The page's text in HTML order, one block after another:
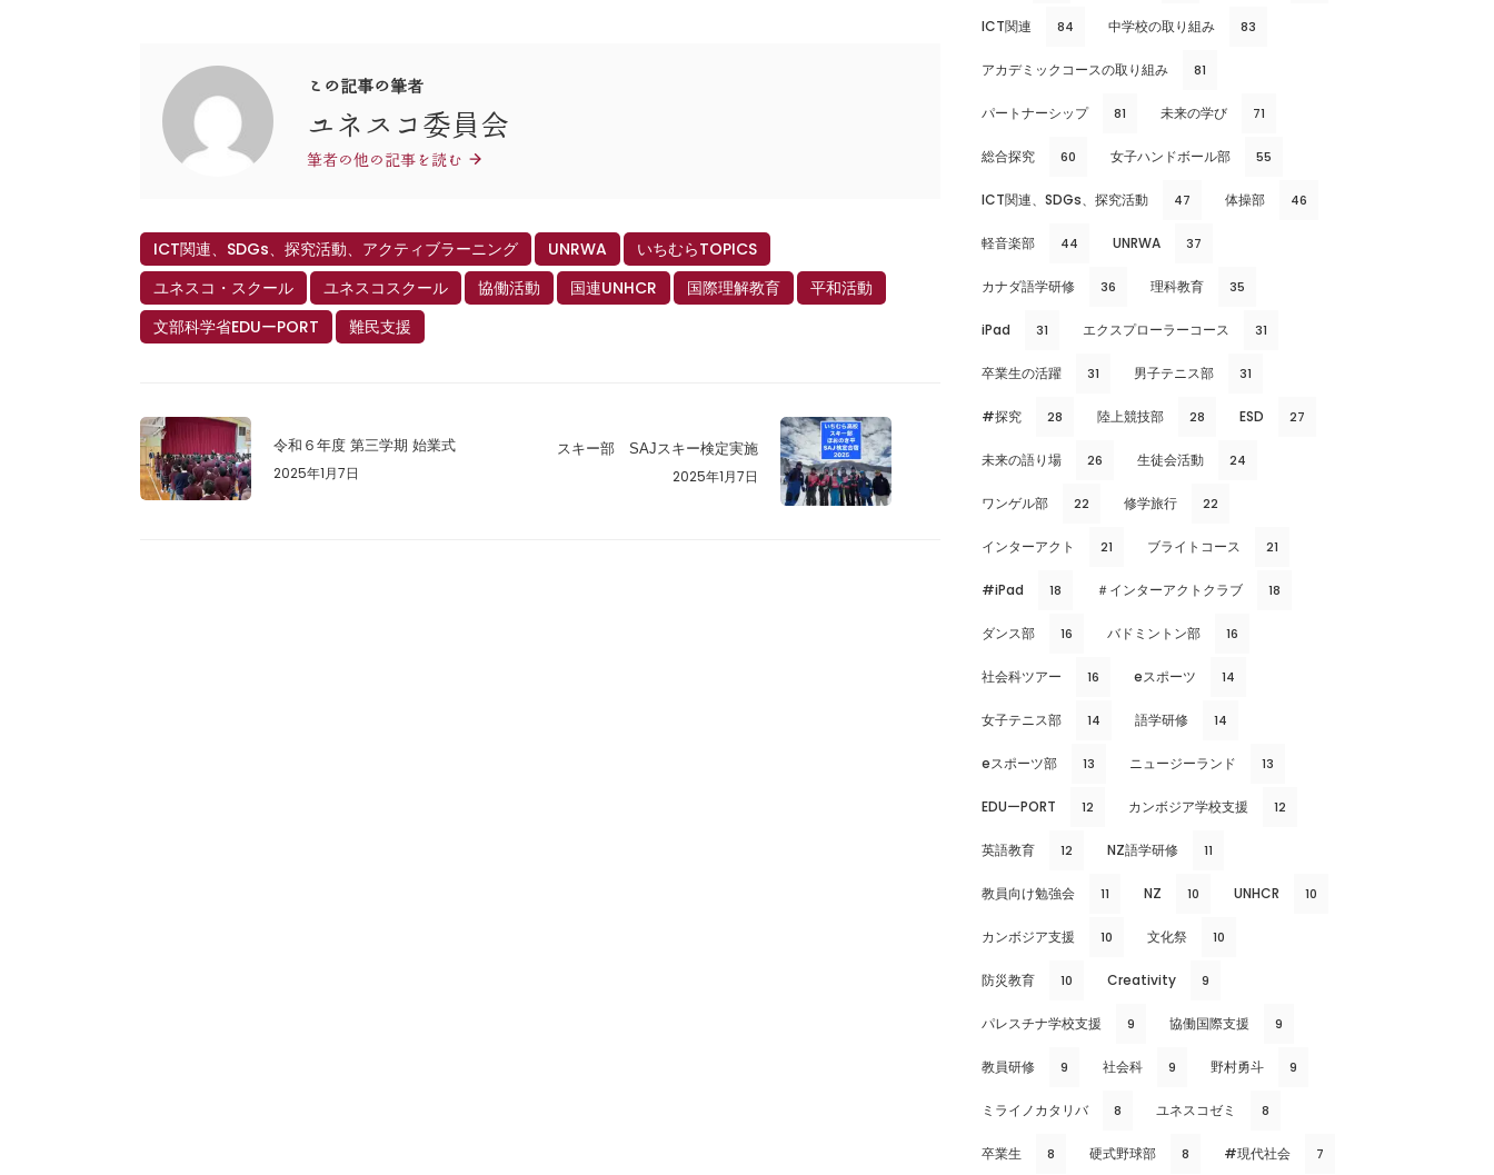
この記事の筆者
ユネスコ委員会
筆者の他の記事を読む
ICT関連、SDGs、探究活動、アクティブラーニング UNRWA
いちむらTOPICS
ユネスコ・スクール
ユネスコスクール 協働活動 国連UNHCR 国際理解教育
平和活動
文部科学省EDUーPORT
難民支援
令和６年度 第三学期 始業式
2025年1月7日
スキー部 SAJスキー検定実施
2025年1月7日
ICT関連 84 中学校の取り組み 83
アカデミックコースの取り組み 81
パートナーシップ 81 未来の学び 71
総合探究 60 女子ハンドボール部 55
ICT関連、SDGs、探究活動 47 体操部 46
軽音楽部 44 UNRWA 37
カナダ語学研修 36 理科教育 35
iPad 31 エクスプローラーコース 31
卒業生の活躍 31 男子テニス部 31
#探究 28 陸上競技部 28 ESD 27
未来の語り場 26 生徒会活動 24
ワンゲル部 22 修学旅行 22
インターアクト 21 ブライトコース 21
#iPad 18 ＃インターアクトクラブ 18
ダンス部 16 バドミントン部 16
社会科ツアー 16 eスポーツ 14
女子テニス部 14 語学研修 14
eスポーツ部 13 ニュージーランド 13
EDUーPORT 12 カンボジア学校支援 12
英語教育 12 NZ語学研修 11
教員向け勉強会 11 NZ 10 UNHCR 10
カンボジア支援 10 文化祭 10
防災教育 10 Creativity 9
パレスチナ学校支援 9 協働国際支援 9
教員研修 9 社会科 9 野村勇斗 9
ミライノカタリバ 8 ユネスコゼミ 8
卒業生 8 硬式野球部 8 #現代社会 7